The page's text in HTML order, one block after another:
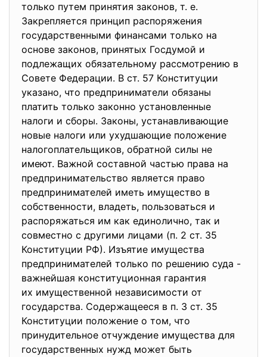
только путем принятия законов, т. е.
Закрепляется принцип распоряжения
государственными финансами только на
основе законов, принятых Госдумой и
подлежащих обязательному рассмотрению в
Совете Федерации. В ст. 57 Конституции
указано, что предприниматели обязаны
платить только законно установленные
налоги и сборы. Законы, устанавливающие
новые налоги или ухудшающие положение
налогоплательщиков, обратной силы не
имеют. Важной составной частью права на
предпринимательство является право
предпринимателей иметь имущество в
собственности, владеть, пользоваться и
распоряжаться им как единолично, так и
совместно с другими лицами (п. 2 ст. 35
Конституции РФ). Изъятие имущества
предпринимателей только по решению суда -
важнейшая конституционная гарантия
их имущественной независимости от
государства. Содержащееся в п. 3 ст. 35
Конституции положение о том, что
принудительное отчуждение имущества для
государственных нужд может быть